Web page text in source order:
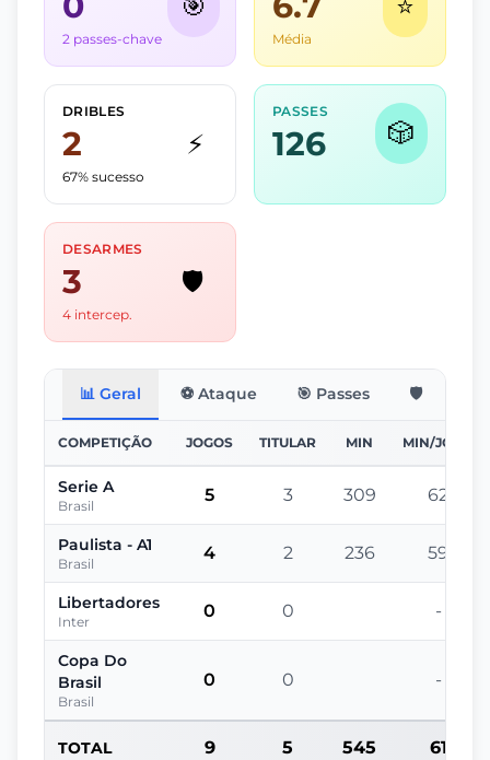
2 passes-chave Média
DRIBLES
2
67% sucesso
⚡
PASSES
126 🎲
DESARMES
3
4 intercep.
🛡️
📊 Geral ⚽ Ataque 🎯 Passes 🛡️ Defesa
COMPETIÇÃO JOGOS TITULAR MIN MIN/JOGO
Serie A
Brasil
5 3 309 62
Paulista - A1
Brasil
4 2 236 59
Libertadores
Inter
0 0 -
Copa Do
Brasil
Brasil
0 0 -
TOTAL 9 5 545 61